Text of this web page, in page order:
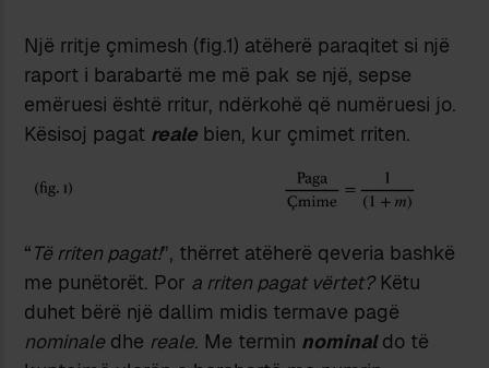
Një rritje çmimesh (fig.1) atëherë paraqitet si një
raport i barabartë me më pak se një, sepse
emëruesi është rritur, ndërkohë që numëruesi jo.
Kësisoj pagat reale bien, kur çmimet rriten.
“Të rriten pagat!”, thërret atëherë qeveria bashkë
me punëtorët. Por a rriten pagat vërtet?Këtu
duhet bërë një dallim midis termave pagë
nominale dhe reale. Me termin nominaldo të